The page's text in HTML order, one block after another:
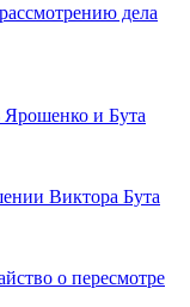
дела
и Бута
Виктора Бута
о пересмотре